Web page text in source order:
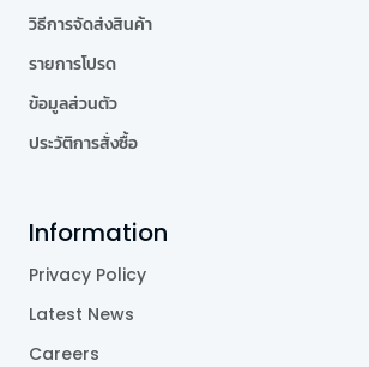
วิธีการจัดส่งสินค้า
รายการโปรด
ข้อมูลส่วนตัว
ประวัติการสั่งซื้อ
Information
Privacy Policy
Latest News
Careers